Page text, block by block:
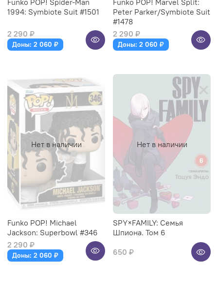
Funko POP! Spider-Man
1994: Symbiote Suit #1501
2 290 ₽
Доны: 2 060 ₽
Funko POP! Marvel Split:
Peter Parker/Symbiote Suit
#1478
2 290 ₽
Доны: 2 060 ₽
Нет в наличии
Funko POP! Michael
Jackson: Superbowl #346
2 290 ₽
Доны: 2 060 ₽
Нет в наличии
SPY×FAMILY: Семья
Шпиона. Том 6
650 ₽